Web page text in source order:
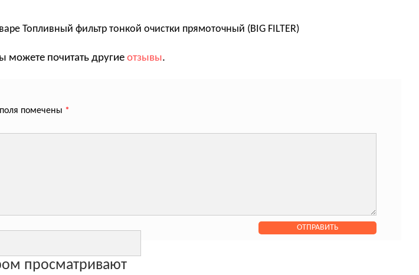
Топливный фильтр тонкой очистки прямоточный (BIG FILTER)
можете почитать другие отзывы.
помечены *
просматривают